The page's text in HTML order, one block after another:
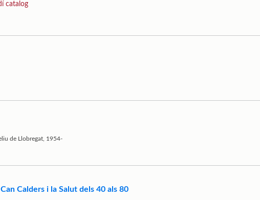
catalog
de Llobregat, 1954-
Calders i la Salut dels 40 als 80